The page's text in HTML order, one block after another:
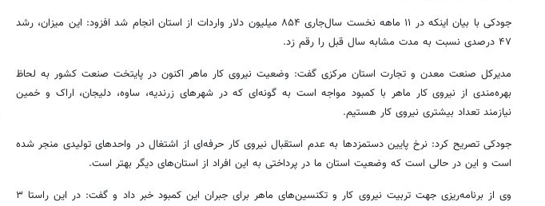
جودکی با بیان اینکه در ۱۱ ماهه نخست سال‌جاری ۸۵۴ میلیون دلار واردات از استان انجام شد افزود: این میزان، رشد
۴۷ درصدی نسبت به مدت مشابه سال قبل را رقم زد.
مدیرکل صنعت معدن و تجارت استان مرکزی گفت: وضعیت نیروی کار ماهر اکنون در پایتخت صنعت کشور به لحاظ
بهره‌مندی از نیروی کار ماهر با کمبود مواجه است به گونه‌ای که در شهرهای زرندیه، ساوه، دلیجان، اراک و خمین
نیازمند تعداد بیشتری نیروی کار هستیم.
جودکی تصریح کرد: نرخ پایین دستمزدها به عدم استقبال نیروی کار حرفه‌ای از اشتغال در واحدهای تولیدی منجر شده
است و این در حالی است که وضعیت استان ما در پرداختی به این افراد از استان‌های دیگر بهتر است.
وی از برنامه‌ریزی جهت تربیت نیروی کار و تکنسین‌های ماهر برای جبران این کمبود خبر داد و گفت: در این راستا ۳